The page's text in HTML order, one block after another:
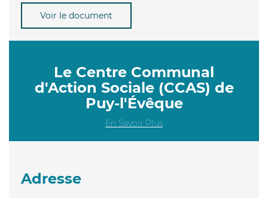
Voir le document
Le Centre Communal
d'Action Sociale (CCAS) de
Puy-l'Évêque
En Savoir Plus
Adresse